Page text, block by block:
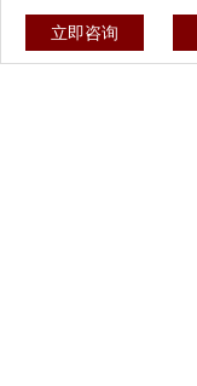
立即咨询